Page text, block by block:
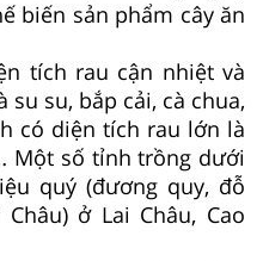
biến sản phẩm cây ăn
tích rau cận nhiệt và
su, bắp cải, cà chua,
có diện tích rau lớn là
Một số tỉnh trồng dưới
quý (đương quy, đỗ
ở Lai Châu, Cao